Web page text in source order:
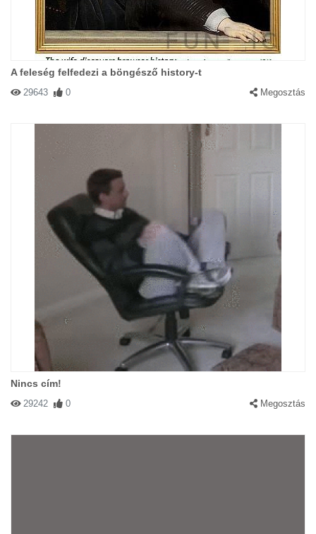
A feleség felfedezi a böngésző history-t
29643 0 Megosztás
Nincs cím!
29242 0 Megosztás